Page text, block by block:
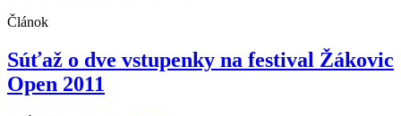
Článok
Súťaž o dve vstupenky na festival Žákovic
Open 2011